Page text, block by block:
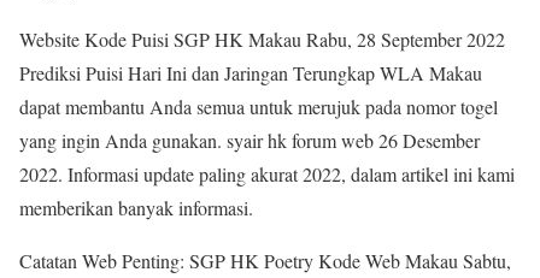
Website Kode Puisi SGP HK Makau Rabu, 28 September 2022
Prediksi Puisi Hari Ini dan Jaringan Terungkap WLA Makau
dapat membantu Anda semua untuk merujuk pada nomor togel
yang ingin Anda gunakan. syair hk forum web 26 Desember
2022. Informasi update paling akurat 2022, dalam artikel ini kami
memberikan banyak informasi.
Catatan Web Penting: SGP HK Poetry Kode Web Makau Sabtu,